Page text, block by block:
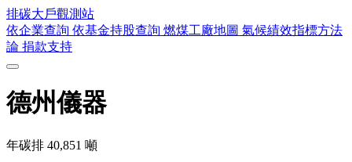
排碳大戶觀測站
依企業查詢 依基金持股查詢 燃煤工廠地圖 氣候績效指標方法
論 捐款支持
德州儀器
年碳排 40,851 噸